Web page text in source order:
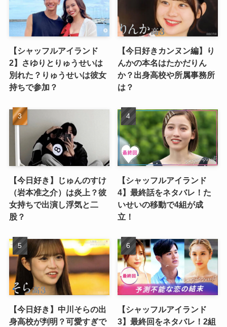
【シャッフルアイランド
2】さゆりとりゅうせいは
別れた？りゅうせいは彼女
持ちで参加？
【今日好きカンヌン編】り
んかの本名はたかだりん
か？出身高校や所属事務所
は？
【今日好き】じゅんのすけ
（岩本准之介）は炎上？彼
女持ちで出演し浮気と二
股？
【シャッフルアイランド
4】最終話をネタバレ！た
いせいの移動で4組が成
立！
【今日好き】中川そらの出
身高校が判明？可愛すぎで
【シャッフルアイランド
3】最終回をネタバレ！2組